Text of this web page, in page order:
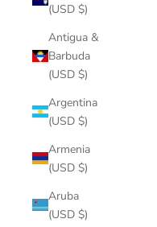
(USD $)
Antigua &
Barbuda
(USD $)
Argentina
(USD $)
Armenia
(USD $)
Aruba
(USD $)